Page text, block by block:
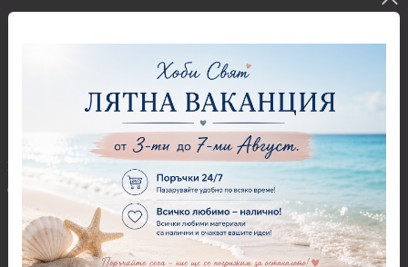
Молдове и шаблони
Самосъхнеща глина
Полимерна Глина
Приложни техники и
Декупаж
Декупажна хартия
Оризова декупажна
хартия А4 - Alchemy of Art -
Перфоратори над 2,50 см
Бордюрни пънчове
Ъглови перфоратори
Перфоратори Основни
Фигури - кръгове, овали
Перфоратори - Сърца и
звезди
Перфоратори - Цветя, листа